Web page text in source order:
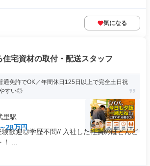
気になる
住宅資材の取付・配送スタッフ
通免許でOK／年間休日125日以上で完全土日祝
すい◎
里駅
28万円
験歓迎◎学歴不問// 入社した社員のほとんど
...